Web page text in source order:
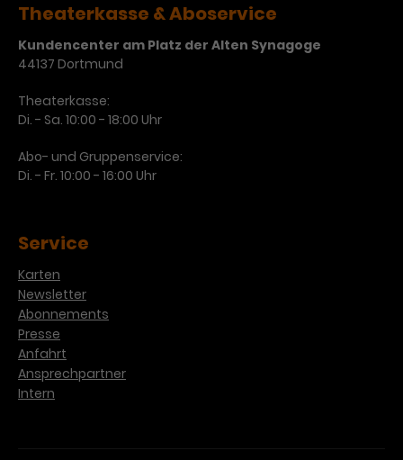
Theaterkasse & Aboservice
Kundencenter am Platz der Alten Synagoge
44137 Dortmund
Theaterkasse:
Di. - Sa. 10:00 - 18:00 Uhr
Abo- und Gruppenservice:
Di. - Fr. 10:00 - 16:00 Uhr
Service
Karten
Newsletter
Abonnements
Presse
Anfahrt
Ansprechpartner
Intern